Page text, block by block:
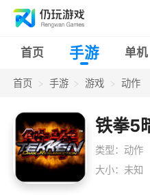
首页 手游 单机
首页 手游 游戏 动作
铁拳5
类型：动作
大小：未知